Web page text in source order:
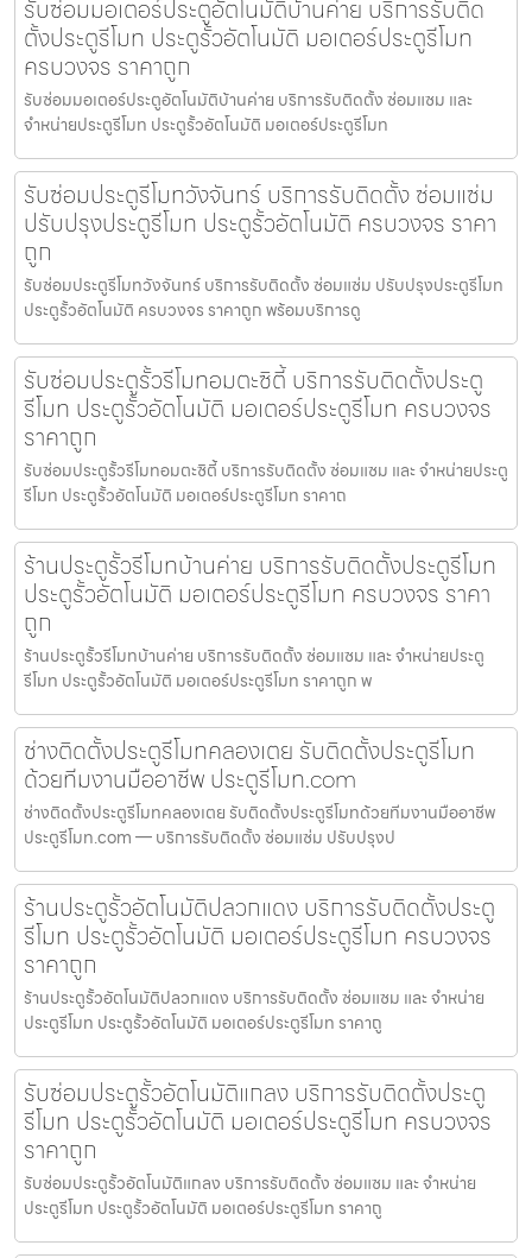
รับซ่อมมอเตอร์ประตูอัตโนมัติบ้านค่าย บริการรับติด
ตั้งประตูรีโมท ประตูรั้วอัตโนมัติ มอเตอร์ประตูรีโมท
ครบวงจร ราคาถูก
รับซ่อมมอเตอร์ประตูอัตโนมัติบ้านค่าย บริการรับติดตั้ง ซ่อมแซม และ
จำหน่ายประตูรีโมท ประตูรั้วอัตโนมัติ มอเตอร์ประตูรีโมท
รับซ่อมประตูรีโมทวังจันทร์ บริการรับติดตั้ง ซ่อมแซ่ม
ปรับปรุงประตูรีโมท ประตูรั้วอัตโนมัติ ครบวงจร ราคา
ถูก
รับซ่อมประตูรีโมทวังจันทร์ บริการรับติดตั้ง ซ่อมแซ่ม ปรับปรุงประตูรีโมท
ประตูรั้วอัตโนมัติ ครบวงจร ราคาถูก พร้อมบริการดู
รับซ่อมประตูรั้วรีโมทอมตะซิตี้ บริการรับติดตั้งประตู
รีโมท ประตูรั้วอัตโนมัติ มอเตอร์ประตูรีโมท ครบวงจร
ราคาถูก
รับซ่อมประตูรั้วรีโมทอมตะซิตี้ บริการรับติดตั้ง ซ่อมแซม และ จำหน่ายประตู
รีโมท ประตูรั้วอัตโนมัติ มอเตอร์ประตูรีโมท ราคาถ
ร้านประตูรั้วรีโมทบ้านค่าย บริการรับติดตั้งประตูรีโมท
ประตูรั้วอัตโนมัติ มอเตอร์ประตูรีโมท ครบวงจร ราคา
ถูก
ร้านประตูรั้วรีโมทบ้านค่าย บริการรับติดตั้ง ซ่อมแซม และ จำหน่ายประตู
รีโมท ประตูรั้วอัตโนมัติ มอเตอร์ประตูรีโมท ราคาถูก พ
ช่างติดตั้งประตูรีโมทคลองเตย รับติดตั้งประตูรีโมท
ด้วยทีมงานมืออาชีพ ประตูรีโมท.com
ช่างติดตั้งประตูรีโมทคลองเตย รับติดตั้งประตูรีโมทด้วยทีมงานมืออาชีพ
ประตูรีโมท.com — บริการรับติดตั้ง ซ่อมแซ่ม ปรับปรุงป
ร้านประตูรั้วอัตโนมัติปลวกแดง บริการรับติดตั้งประตู
รีโมท ประตูรั้วอัตโนมัติ มอเตอร์ประตูรีโมท ครบวงจร
ราคาถูก
ร้านประตูรั้วอัตโนมัติปลวกแดง บริการรับติดตั้ง ซ่อมแซม และ จำหน่าย
ประตูรีโมท ประตูรั้วอัตโนมัติ มอเตอร์ประตูรีโมท ราคาถู
รับซ่อมประตูรั้วอัตโนมัติแกลง บริการรับติดตั้งประตู
รีโมท ประตูรั้วอัตโนมัติ มอเตอร์ประตูรีโมท ครบวงจร
ราคาถูก
รับซ่อมประตูรั้วอัตโนมัติแกลง บริการรับติดตั้ง ซ่อมแซม และ จำหน่าย
ประตูรีโมท ประตูรั้วอัตโนมัติ มอเตอร์ประตูรีโมท ราคาถู